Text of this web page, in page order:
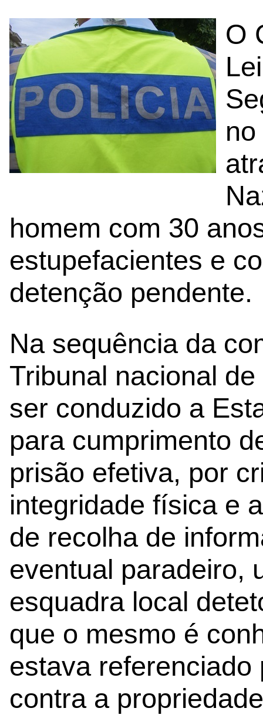
O
homem com 30
estupefacientes e
detenção pendente.
Na sequência da
Tribunal nacional
ser conduzido a
para cumprimento
prisão efetiva, por
integridade física e
de recolha de
eventual paradeiro,
esquadra local
que o mesmo é
estava
contra a